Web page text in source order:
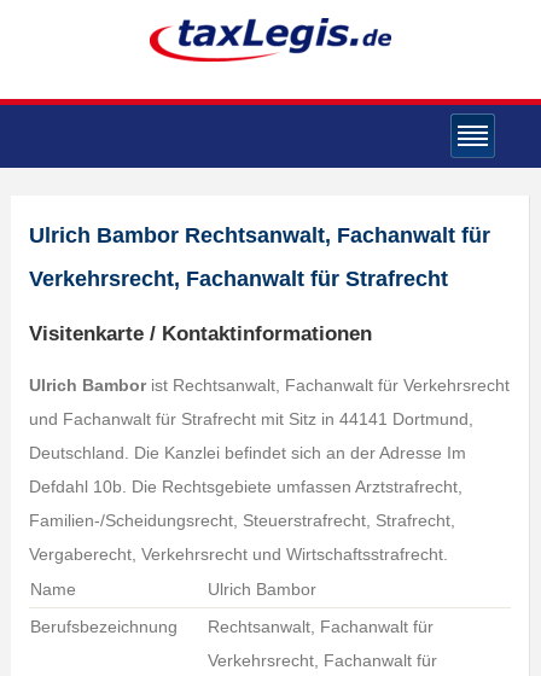
Ulrich Bambor Rechtsanwalt, Fachanwalt für
Verkehrsrecht, Fachanwalt für Strafrecht
Visitenkarte / Kontaktinformationen
Ulrich Bamborist Rechtsanwalt, Fachanwalt für Verkehrsrecht
und Fachanwalt für Strafrecht mit Sitz in 44141 Dortmund,
Deutschland. Die Kanzlei befindet sich an der Adresse Im
Defdahl 10b. Die Rechtsgebiete umfassen Arztstrafrecht,
Familien-/Scheidungsrecht, Steuerstrafrecht, Strafrecht,
Vergaberecht, Verkehrsrecht und Wirtschaftsstrafrecht.
Name
Ulrich Bambor
Berufsbezeichnung
Rechtsanwalt, Fachanwalt für
Verkehrsrecht, Fachanwalt für